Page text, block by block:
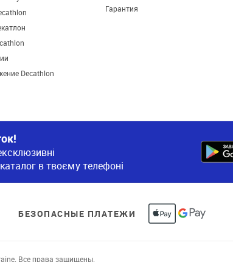
Decathlon
Гарантия
в твоєму телефоні
БЕЗОПАСНЫЕ ПЛАТЕЖИ
Все права защищены.